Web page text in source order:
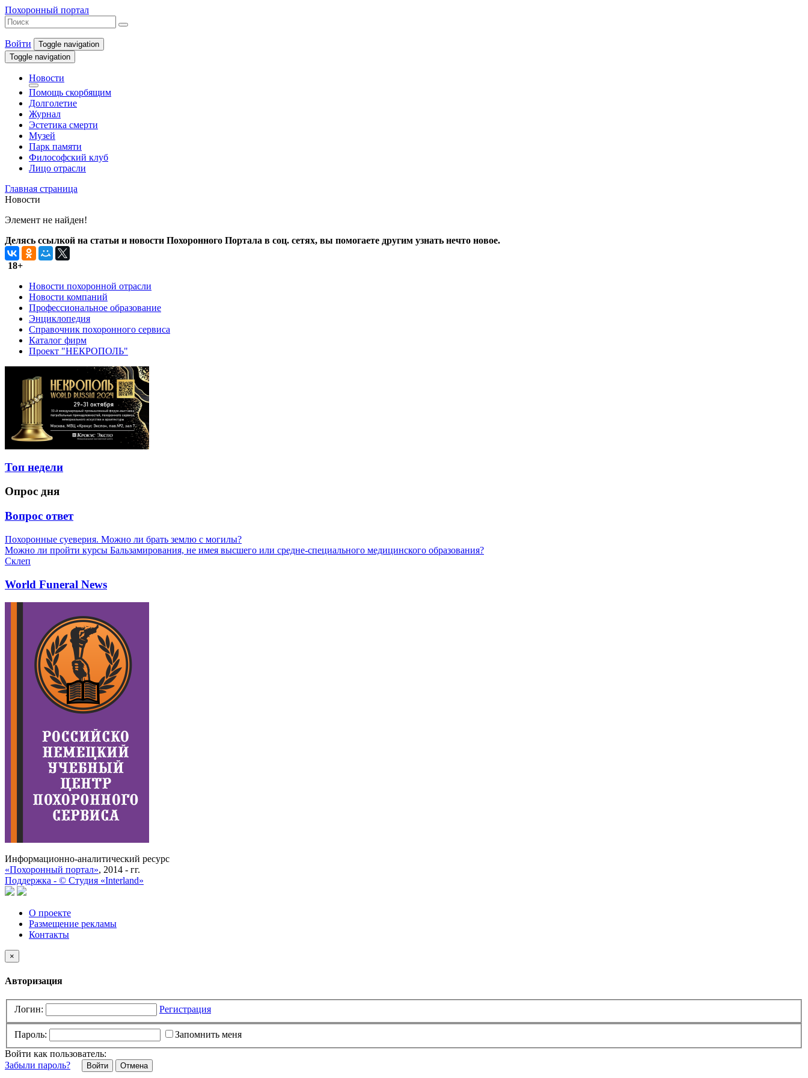
Похоронный портал
Войти
Toggle navigation
Toggle navigation
Новости
Помощь скорбящим
Долголетие
Журнал
Эстетика смерти
Музей
Парк памяти
Философский клуб
Лицо отрасли
Главная страница
Новости
Элемент не найден!
Делясь ссылкой на статьи и новости Похоронного Портала в соц. сетях, вы помогаете другим узнать нечто новое.
18+
Новости похоронной отрасли
Новости компаний
Профессиональное образование
Энциклопедия
Справочник похоронного сервиса
Каталог фирм
Проект "НЕКРОПОЛЬ"
Топ недели
Опрос дня
Вопрос ответ
Похоронные суеверия. Можно ли брать землю с могилы?
Можно ли пройти курсы Бальзамирования, не имея высшего или средне-специального медицинского образования?
Склеп
World Funeral News
Информационно-аналитический ресурс
«Похоронный портал», 2014 - гг.
Поддержка - © Cтудия «Interland»
О проекте
Размещение рекламы
Контакты
×
Авторизация
Логин: Регистрация
Пароль:
Запомнить меня
Войти как пользователь:
Забыли пароль?
Отмена